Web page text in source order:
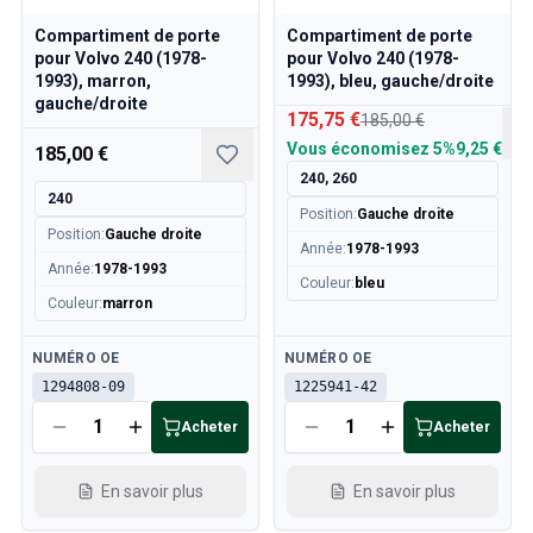
Volvo 850 Système de freinage
Volvo 850 Roues/Chapeaux de moyeu
Volvo 850 Pièces de carrosserie
Volvo 850 Système de carburant/échappement
Volvo 850 Pièces intérieures
Volvo 850 Système de refroidissement
Volvo 850 Pièces de moteur
Volvo 850 Équipement électrique
Volvo 850 Direction/suspension
Volvo 850 Pièces diverses
Freins
Électricité
Moteur
Carburant & Échappement
Compartiment de porte
pour Volvo 240 (1978-
1993), marron,
gauche/droite
185,00 €
240
Position:Gauche droite
Année:1978-1993
Couleur:marron
Disponible
NUMÉRO OE
1294808-09
Acheter
En savoir plus
Compartiment de porte
pour Volvo 240 (1978-
1993), bleu, gauche/droite
175,75 €185,00 €
Vous économisez 5%9,25 €
240, 260
Position:Gauche droite
Année:1978-1993
Couleur: bleu
Disponible
NUMÉRO OE
1225941-42
Acheter
En savoir plus